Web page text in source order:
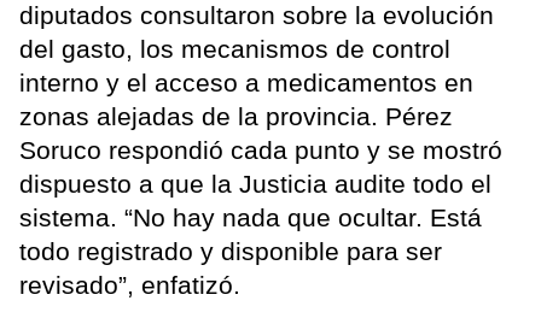
diputados consultaron sobre la evolución
del gasto, los mecanismos de control
interno y el acceso a medicamentos en
zonas alejadas de la provincia. Pérez
Soruco respondió cada punto y se mostró
dispuesto a que la Justicia audite todo el
sistema. “No hay nada que ocultar. Está
todo registrado y disponible para ser
revisado”, enfatizó.